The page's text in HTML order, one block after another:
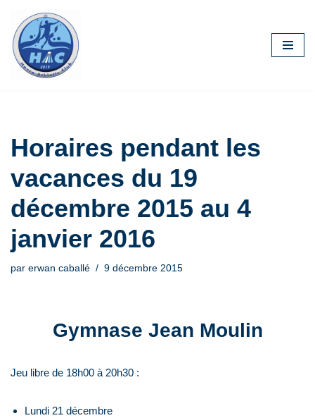
Aller
au
contenu
Horaires pendant les
vacances du 19
décembre 2015 au 4
janvier 2016
par erwan caballé 9 décembre 2015
Gymnase Jean Moulin
Jeu libre de 18h00 à 20h30 :
Lundi 21 décembre